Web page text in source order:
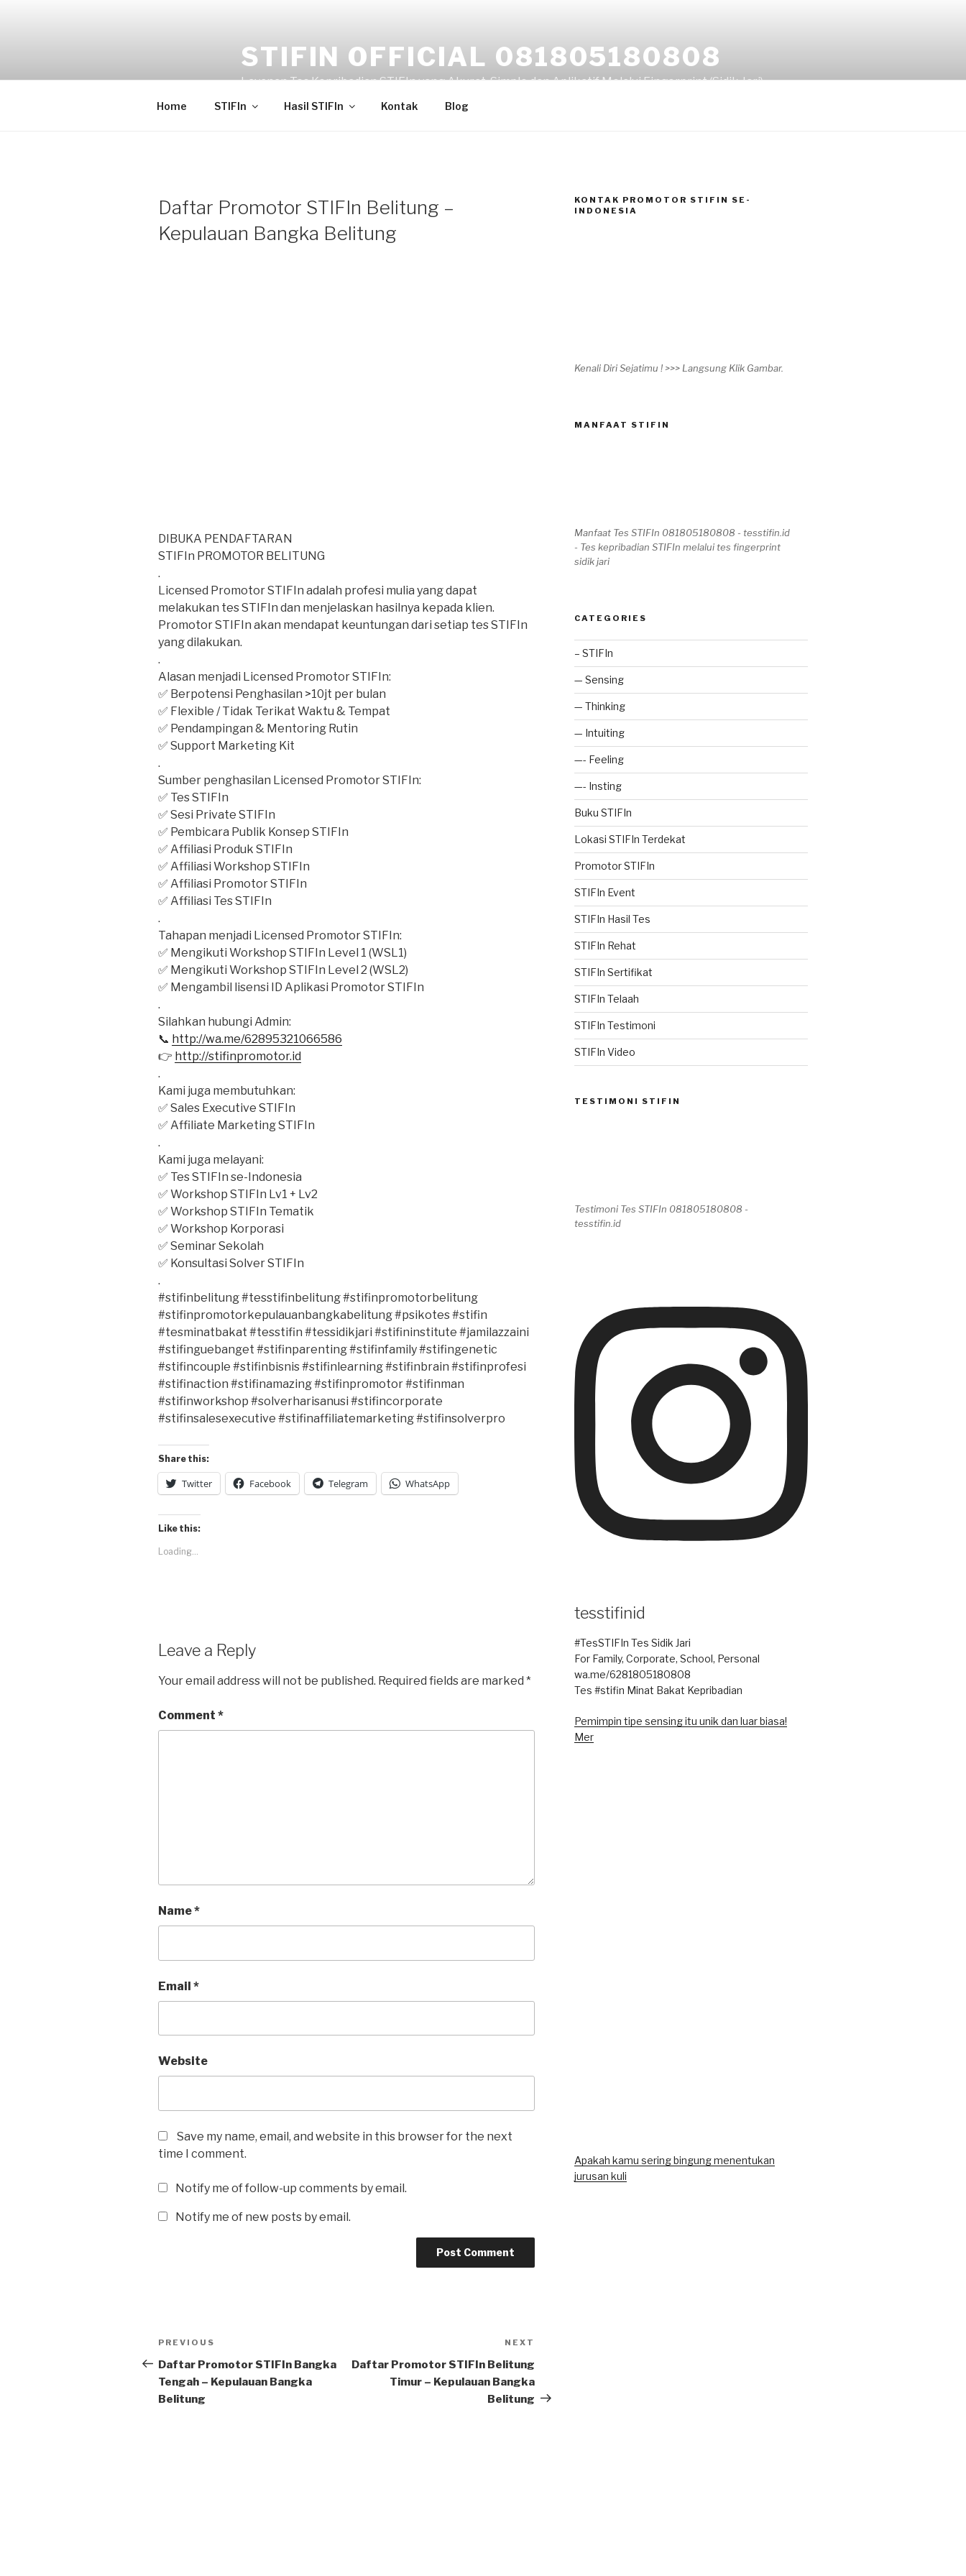
STIFIN OFFICIAL 081805180808
Layanan Tes Kepribadian STIFIn yang Akurat, Simple dan Aplikatif Melalui Fingerprint (Sidik Jari)
Home STIFIn Hasil STIFIn Kontak Blog
Daftar Promotor STIFIn Belitung –
Kepulauan Bangka Belitung
DIBUKA PENDAFTARAN
STIFIn PROMOTOR BELITUNG
.
Licensed Promotor STIFIn adalah profesi mulia yang dapat
melakukan tes STIFIn dan menjelaskan hasilnya kepada klien.
Promotor STIFIn akan mendapat keuntungan dari setiap tes STIFIn
yang dilakukan.
.
Alasan menjadi Licensed Promotor STIFIn:
✅ Berpotensi Penghasilan >10jt per bulan
✅ Flexible / Tidak Terikat Waktu & Tempat
✅ Pendampingan & Mentoring Rutin
✅ Support Marketing Kit
.
Sumber penghasilan Licensed Promotor STIFIn:
✅ Tes STIFIn
✅ Sesi Private STIFIn
✅ Pembicara Publik Konsep STIFIn
✅ Affiliasi Produk STIFIn
✅ Affiliasi Workshop STIFIn
✅ Affiliasi Promotor STIFIn
✅ Affiliasi Tes STIFIn
.
Tahapan menjadi Licensed Promotor STIFIn:
✅ Mengikuti Workshop STIFIn Level 1 (WSL1)
✅ Mengikuti Workshop STIFIn Level 2 (WSL2)
✅ Mengambil lisensi ID Aplikasi Promotor STIFIn
.
Silahkan hubungi Admin:
📞 http://wa.me/62895321066586
👉 http://stifinpromotor.id
.
Kami juga membutuhkan:
✅ Sales Executive STIFIn
✅ Affiliate Marketing STIFIn
.
Kami juga melayani:
✅ Tes STIFIn se-Indonesia
✅ Workshop STIFIn Lv1 + Lv2
✅ Workshop STIFIn Tematik
✅ Workshop Korporasi
✅ Seminar Sekolah
✅ Konsultasi Solver STIFIn
.
#stifinbelitung #tesstifinbelitung #stifinpromotorbelitung
#stifinpromotorkepulauanbangkabelitung #psikotes #stifin
#tesminatbakat #tesstifin #tessidikjari #stifininstitute #jamilazzaini
#stifinguebanget #stifinparenting #stifinfamily #stifingenetic
#stifincouple #stifinbisnis #stifinlearning #stifinbrain #stifinprofesi
#stifinaction #stifinamazing #stifinpromotor #stifinman
#stifinworkshop #solverharisanusi #stifincorporate
#stifinsalesexecutive #stifinaffiliatemarketing #stifinsolverpro
Share this:
Twitter Facebook Telegram WhatsApp
Like this:
Loading...
Leave a Reply
Your email address will not be published. Required fields are marked *
Comment *
Name*
Email *
Website
Save my name, email, and website in this browser for the next
time I comment.
Notify me of follow-up comments by email.
Notify me of new posts by email.
Post
navigation
Previous
Post
PREVIOUS
Daftar Promotor STIFIn Bangka
Tengah – Kepulauan Bangka
Belitung
NEXT
Daftar Promotor STIFIn Belitung
Timur – Kepulauan Bangka
Belitung
KONTAK PROMOTOR STIFIN SE-
INDONESIA
Kenali Diri Sejatimu ! >>> Langsung Klik Gambar.
MANFAAT STIFIN
Manfaat Tes STIFIn 081805180808 - tesstifin.id
- Tes kepribadian STIFIn melalui tes fingerprint
sidik jari
CATEGORIES
– STIFIn
— Sensing
— Thinking
— Intuiting
—- Feeling
—- Insting
Buku STIFIn
Lokasi STIFIn Terdekat
Promotor STIFIn
STIFIn Event
STIFIn Hasil Tes
STIFIn Rehat
STIFIn Sertifikat
STIFIn Telaah
STIFIn Testimoni
STIFIn Video
TESTIMONI STIFIN
Testimoni Tes STIFIn 081805180808 -
tesstifin.id
tesstifinid
#TesSTIFIn Tes Sidik Jari
For Family, Corporate, School, Personal
wa.me/6281805180808
Tes #stifin Minat Bakat Kepribadian
Pemimpin tipe sensing itu unik dan luar biasa!
Mer
Apakah kamu sering bingung menentukan
jurusan kuli